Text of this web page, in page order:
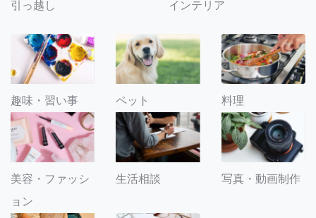
引っ越し インテリア
趣味・習い事 ペット 料理
美容・ファッシ
ョン
生活相談 写真・動画制作